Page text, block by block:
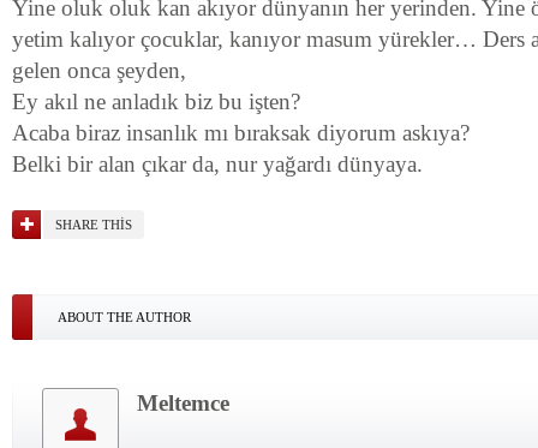
Yine oluk oluk kan akıyor dünyanın her yerinden. Yine
yetim kalıyor çocuklar, kanıyor masum yürekler… Ders
gelen onca şeyden,
Ey akıl ne anladık biz bu işten?
Acaba biraz insanlık mı bıraksak diyorum askıya?
Belki bir alan çıkar da, nur yağardı dünyaya.
SHARE THIS
ABOUT THE AUTHOR
Meltemce